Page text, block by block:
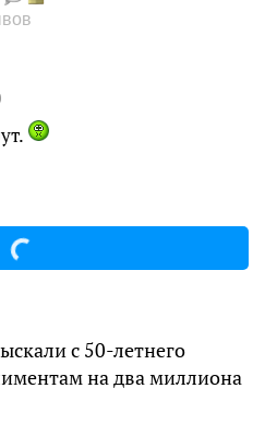
с 50-летнего
на два миллиона